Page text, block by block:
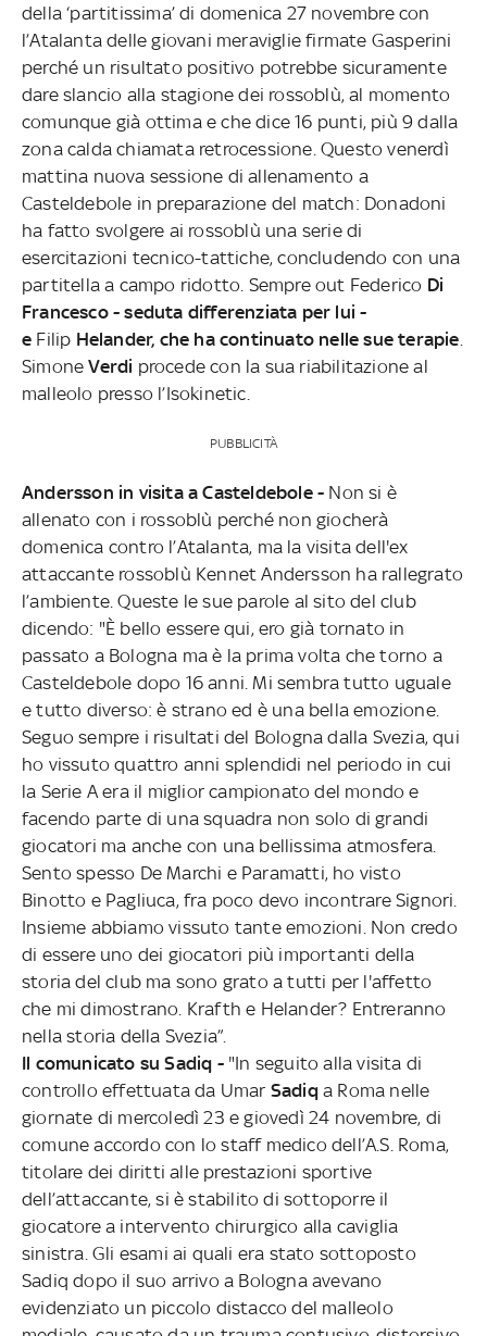
della ‘partitissima’ di domenica 27 novembre con
l’Atalanta delle giovani meraviglie firmate Gasperini
perché un risultato positivo potrebbe sicuramente
dare slancio alla stagione dei rossoblù, al momento
comunque già ottima e che dice 16 punti, più 9 dalla
zona calda chiamata retrocessione. Questo venerdì
mattina nuova sessione di allenamento a
Casteldebole in preparazione del match: Donadoni
ha fatto svolgere ai rossoblù una serie di
esercitazioni tecnico-tattiche, concludendo con una
partitella a campo ridotto. Sempre out Federico Di
Francesco - seduta differenziata per lui -
e Filip Helander, che ha continuato nelle sue terapie
SimoneVerdi procede con la sua riabilitazione al
malleolo presso l’Isokinetic.
PUBBLICITÀ
Andersson in visita a Casteldebole - Non si è
allenato con i rossoblù perché non giocherà
domenica contro l’Atalanta, ma la visita dell'ex
attaccante rossoblù Kennet Andersson ha rallegrato
l’ambiente. Queste le sue parole al sito del club
dicendo: "È bello essere qui, ero già tornato in
passato a Bologna ma è la prima volta che torno a
Casteldebole dopo 16 anni. Mi sembra tutto uguale
e tutto diverso: è strano ed è una bella emozione.
Seguo sempre i risultati del Bologna dalla Svezia, qui
ho vissuto quattro anni splendidi nel periodo in cui
la Serie A era il miglior campionato del mondo e
facendo parte di una squadra non solo di grandi
giocatori ma anche con una bellissima atmosfera.
Sento spesso De Marchi e Paramatti, ho visto
Binotto e Pagliuca, fra poco devo incontrare Signori.
Insieme abbiamo vissuto tante emozioni. Non credo
di essere uno dei giocatori più importanti della
storia del club ma sono grato a tutti per l'affetto
che mi dimostrano. Krafth e Helander? Entreranno
nella storia della Svezia”.
Il comunicato su Sadiq -"In seguito alla visita di
controllo effettuata da Umar Sadiqa Roma nelle
giornate di mercoledì 23 e giovedì 24 novembre, di
comune accordo con lo staff medico dell’A.S. Roma,
titolare dei diritti alle prestazioni sportive
dell’attaccante, si è stabilito di sottoporre il
giocatore a intervento chirurgico alla caviglia
sinistra. Gli esami ai quali era stato sottoposto
Sadiq dopo il suo arrivo a Bologna avevano
evidenziato un piccolo distacco del malleolo